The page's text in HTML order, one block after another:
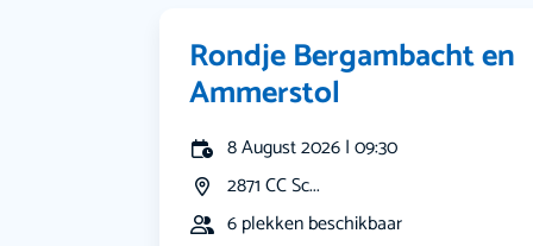
Rondje Bergambacht en
Ammerstol
8 August 2026 | 09:30
2871 CC Sc...
6 plekken beschikbaar